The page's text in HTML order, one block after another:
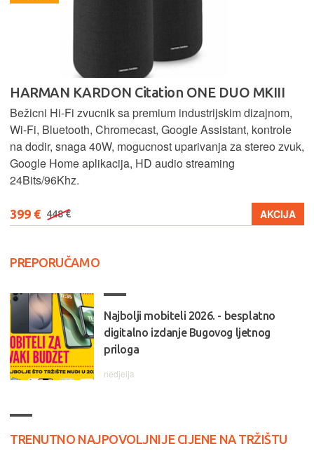
HARMAN KARDON Citation ONE DUO MKIII
Bežicni Hi-Fi zvucnik sa premium industrijskim dizajnom,
Wi-Fi, Bluetooth, Chromecast, Google Assistant, kontrole
na dodir, snaga 40W, mogucnost uparivanja za stereo zvuk,
Google Home aplikacija, HD audio streaming
24Bits/96Khz.
399 € 448 € AKCIJA
PREPORUČAMO
Najbolji mobiteli 2026. - besplatno
digitalno izdanje Bugovog ljetnog
priloga
nedjelja
TRENUTNO NAJPOVOLJNIJE CIJENE NA TRŽIŠTU